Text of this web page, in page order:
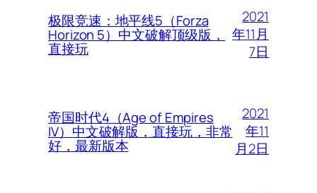
极限竞速：地平线5（Forza
Horizon 5）中文破解顶级版，
直接玩
2021
年11月
7日
帝国时代4（Age of Empires
IV）中文破解版，直接玩，非常
好，最新版本
2021
年11
月2日